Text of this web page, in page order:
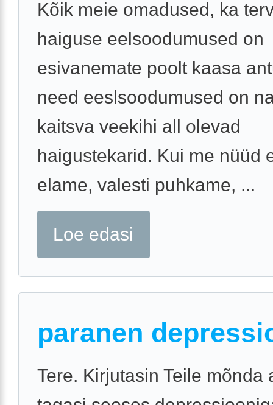
Kõik meie omadused, ka
haiguse eelsoodumused on
esivanemate poolt kaasa
need eeslsoodumused on
kaitsva veekihi all olevad
haigustekarid. Kui me nüüd
elame, valesti puhkame, ...
Loe edasi
paranen
Tere. Kirjutasin Teile mõnda